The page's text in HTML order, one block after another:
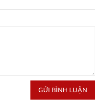
GỬI BÌNH LUẬN